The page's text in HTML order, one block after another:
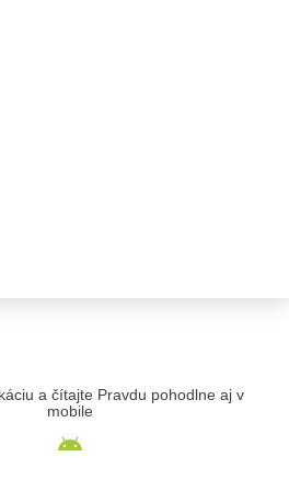
a čítajte Pravdu pohodlne aj v
mobile